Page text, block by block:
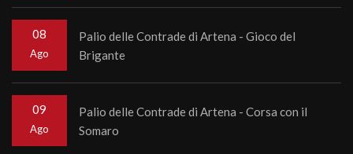
08
Ago
Palio delle Contrade di Artena - Gioco del
Brigante
09
Ago
Palio delle Contrade di Artena - Corsa con il
Somaro